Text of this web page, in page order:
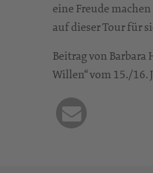
eine Freude
auf dieser Tour für
Beitrag von
Willen“ vom 15./16.